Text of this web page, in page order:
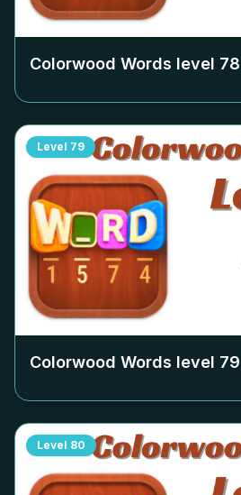
Colorwood Words level 78
Level 79
Colorwood Words level 79
Level 80